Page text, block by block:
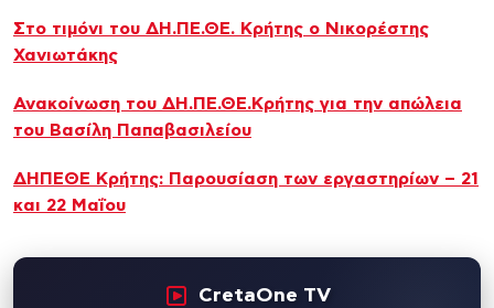
Στο τιμόνι του ΔΗ.ΠΕ.ΘΕ. Κρήτης ο Νικορέστης
Χανιωτάκης
Ανακοίνωση του ΔΗ.ΠΕ.ΘΕ.Κρήτης για την απώλεια
του Βασίλη Παπαβασιλείου
ΔΗΠΕΘΕ Κρήτης: Παρουσίαση των εργαστηρίων – 21
και 22 Μαΐου
CretaOne TV